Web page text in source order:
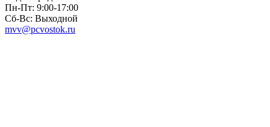
Пн-Пт: 9:00-17:00
Сб-Вс: Выходной
mvv@pcvostok.ru